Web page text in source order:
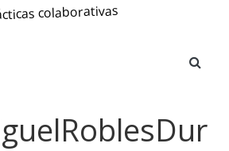
colaborativas